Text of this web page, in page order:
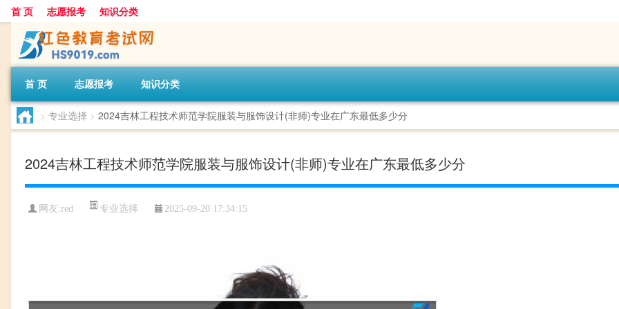
首 页 志愿报考 知识分类
首 页 志愿报考 知识分类
> 专业选择 > 2024吉林工程技术师范学院服装与服饰设计(非师)专业在广东最低多少分
2024吉林工程技术师范学院服装与服饰设计(非师)专业在广东最低多少分
网友:red 专业选择 2025-09-20 17:34:15